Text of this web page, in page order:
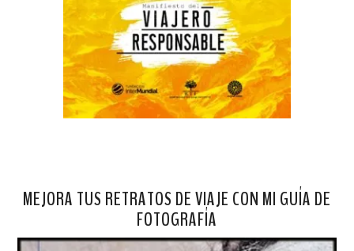
MEJORA TUS RETRATOS DE VIAJE CON MI GUÍA DE
FOTOGRAFÍA